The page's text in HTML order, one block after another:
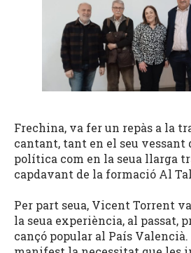
Frechina, va fer un repàs a la
cantant, tant en el seu vessant
política com en la seua llarga
capdavant de la formació Al
Per part seua, Vicent Torrent
la seua experiència, al passat,
cançó popular al País Valencià.